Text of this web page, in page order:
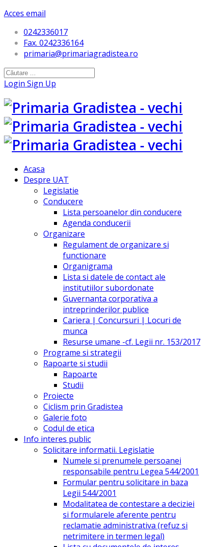
Acces email
0242336017
Fax. 0242336164
primaria@primariagradistea.ro
Login Sign Up
Acasa
Despre UAT
Legislatie
Conducere
Lista persoanelor din conducere
Agenda conducerii
Organizare
Regulament de organizare si
functionare
Organigrama
Lista si datele de contact ale
institutiilor subordonate
Guvernanta corporativa a
intreprinderilor publice
Cariera | Concursuri | Locuri de
munca
Resurse umane -cf. Legii nr. 153/2017
Programe si strategii
Rapoarte si studii
Rapoarte
Studii
Proiecte
Ciclism prin Gradistea
Galerie foto
Codul de etica
Info interes public
Solicitare informatii. Legislatie
Numele si prenumele persoanei
responsabile pentru Legea 544/2001
Formular pentru solicitare in baza
Legii 544/2001
Modalitatea de contestare a deciziei
si formularele aferente pentru
reclamatie administrativa (refuz si
netrimitere in termen legal)